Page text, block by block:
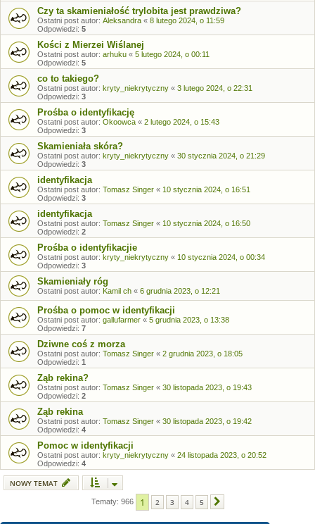
Czy ta skamieniałość trylobita jest prawdziwa?
Ostatni post autor: Aleksandra « 8 lutego 2024, o 11:59
Odpowiedzi: 5
Kości z Mierzei Wiślanej
Ostatni post autor: arhuku « 5 lutego 2024, o 00:11
Odpowiedzi: 5
co to takiego?
Ostatni post autor: kryty_niekrytyczny « 3 lutego 2024, o 22:31
Odpowiedzi: 3
Prośba o identyfikację
Ostatni post autor: Okoowca « 2 lutego 2024, o 15:43
Odpowiedzi: 3
Skamieniała skóra?
Ostatni post autor: kryty_niekrytyczny « 30 stycznia 2024, o 21:29
Odpowiedzi: 3
identyfikacja
Ostatni post autor: Tomasz Singer « 10 stycznia 2024, o 16:51
Odpowiedzi: 3
identyfikacja
Ostatni post autor: Tomasz Singer « 10 stycznia 2024, o 16:50
Odpowiedzi: 2
Prośba o identyfikacjie
Ostatni post autor: kryty_niekrytyczny « 10 stycznia 2024, o 00:34
Odpowiedzi: 3
Skamieniały róg
Ostatni post autor: Kamil ch « 6 grudnia 2023, o 12:21
Prośba o pomoc w identyfikacji
Ostatni post autor: gallufarmer « 5 grudnia 2023, o 13:38
Odpowiedzi: 7
Dziwne coś z morza
Ostatni post autor: Tomasz Singer « 2 grudnia 2023, o 18:05
Odpowiedzi: 1
Ząb rekina?
Ostatni post autor: Tomasz Singer « 30 listopada 2023, o 19:43
Odpowiedzi: 2
Ząb rekina
Ostatni post autor: Tomasz Singer « 30 listopada 2023, o 19:42
Odpowiedzi: 4
Pomoc w identyfikacji
Ostatni post autor: kryty_niekrytyczny « 24 listopada 2023, o 20:52
Odpowiedzi: 4
NOWY TEMAT
Tematy: 966 1 2 3 4 5